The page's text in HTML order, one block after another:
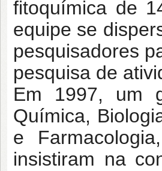
fitoquímica de
equipe se
pesquisadores
pesquisa de
Em 1997, um
Química,
e
insistiram na